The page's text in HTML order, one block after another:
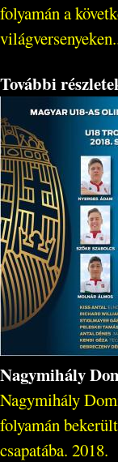
folyamán a
További
Nagymihály
Nagymihály
folyamán
csapatába.